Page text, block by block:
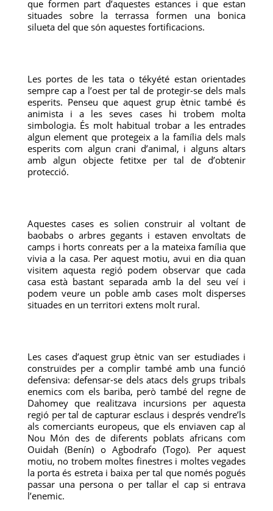
que formen part d’aquestes estances i que estan
situades sobre la terrassa formen una bonica
silueta del que són aquestes fortificacions.
Les portes de les tata o tékyété estan orientades
sempre cap a l’oest per tal de protegir-se dels mals
esperits. Penseu que aquest grup ètnic també és
animista i a les seves cases hi trobem molta
simbologia. És molt habitual trobar a les entrades
algun element que protegeix a la família dels mals
esperits com algun crani d’animal, i alguns altars
amb algun objecte fetitxe per tal de d’obtenir
protecció.
Aquestes cases es solien construir al voltant de
baobabs o arbres gegants i estaven envoltats de
camps i horts conreats per a la mateixa família que
vivia a la casa. Per aquest motiu, avui en dia quan
visitem aquesta regió podem observar que cada
casa està bastant separada amb la del seu veí i
podem veure un poble amb cases molt disperses
situades en un territori extens molt rural.
Les cases d’aquest grup ètnic van ser estudiades i
construïdes per a complir també amb una funció
defensiva: defensar-se dels atacs dels grups tribals
enemics com els bariba, però també del regne de
Dahomey que realitzava incursions per aquesta
regió per tal de capturar esclaus i després vendre’ls
als comerciants europeus, que els enviaven cap al
Nou Món des de diferents poblats africans com
Ouidah (Benín) o Agbodrafo (Togo). Per aquest
motiu, no trobem moltes finestres i moltes vegades
la porta és estreta i baixa per tal que només pogués
passar una persona o per tallar el cap si entrava
l’enemic.